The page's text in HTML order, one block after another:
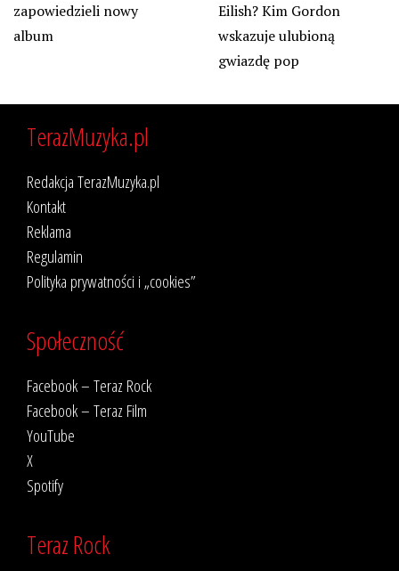
zapowiedzieli nowy
album
Eilish? Kim Gordon
wskazuje ulubioną
gwiazdę pop
TerazMuzyka.pl
Redakcja TerazMuzyka.pl
Kontakt
Reklama
Regulamin
Polityka prywatności i „cookies”
Społeczność
Facebook – Teraz Rock
Facebook – Teraz Film
YouTube
X
Spotify
Teraz Rock